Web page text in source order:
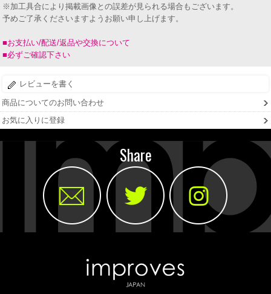
※加工具合により掲載画像との誤差が見られる場合もございます。
予めご了承くださいますようお願い申し上げます。
■お支払い/配送/返品や交換について
■必ずご確認下さい
レビューを書く
商品についてのお問い合わせ
お気に入りに登録
Share